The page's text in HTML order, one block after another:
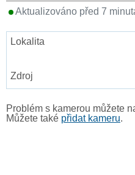
Aktualizováno před 7
Problém s kamerou můžete
Můžete také přidat kameru.